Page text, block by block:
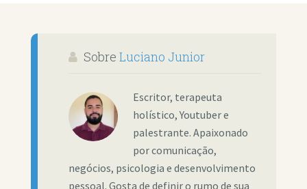
Sobre Luciano Junior
Escritor, terapeuta
holístico, Youtuber e
palestrante. Apaixonado
por comunicação,
negócios, psicologia e desenvolvimento
pessoal. Gosta de definir o rumo de sua